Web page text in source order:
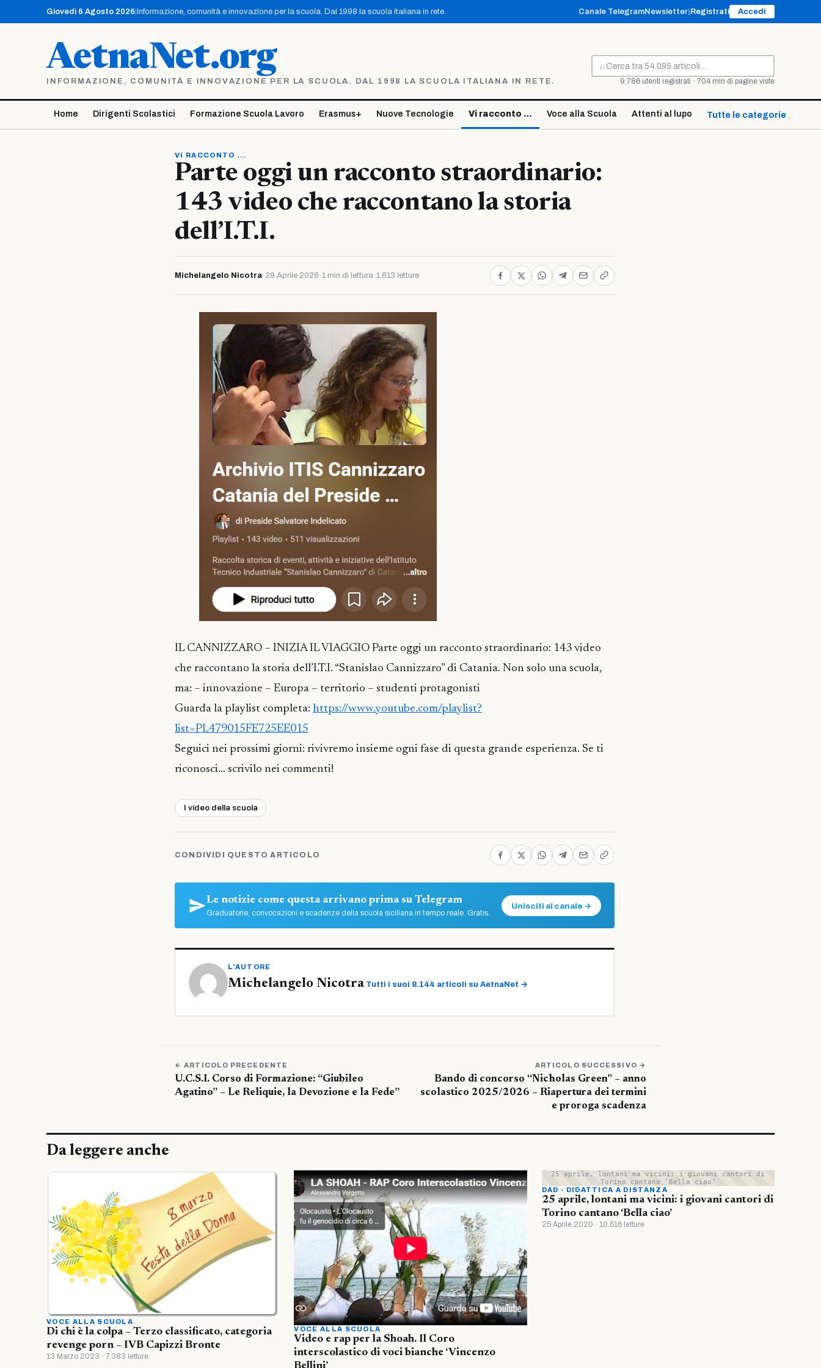
contenuto
Giovedì 6 Agosto 2026 Informazione, comunità e innovazione per la scuola. Dal 1998 la scuola italiana in rete. Canale TelegramNewsletter Registrati Accedi
AetnaNet.org
INFORMAZIONE, COMUNITÀ E INNOVAZIONE PER LA SCUOLA. DAL 1998 LA SCUOLA ITALIANA IN RETE.
⌕
Cerca
9.786 utenti registrati · 704 mln di pagine viste
Home Dirigenti Scolastici Formazione Scuola Lavoro Erasmus+ Nuove Tecnologie Vi racconto … Voce alla Scuola Attenti al lupo Tutte le categorie ↓
VI RACCONTO ...
Parte oggi un racconto straordinario:
143 video che raccontano la storia
dell’I.T.I.
Michelangelo Nicotra· 29 Aprile 2026 ·1 min di lettura·1.613 letture
IL CANNIZZARO – INIZIA IL VIAGGIO Parte oggi un racconto straordinario: 143 video
che raccontano la storia dell’I.T.I. “Stanislao Cannizzaro” di Catania. Non solo una scuola,
ma: – innovazione – Europa – territorio – studenti protagonisti
Guarda la playlist completa: https://www.youtube.com/playlist?
list=PL479015FE725EE015
Seguici nei prossimi giorni: rivivremo insieme ogni fase di questa grande esperienza. Se ti
riconosci… scrivilo nei commenti!
I video della scuola
CONDIVIDI QUESTO ARTICOLO
Le notizie come questa arrivano prima su Telegram
Graduatorie, convocazioni e scadenze della scuola siciliana in tempo reale. Gratis.
Unisciti al canale →
L'AUTORE
Michelangelo Nicotra Tutti i suoi 8.144 articoli su AetnaNet →
← ARTICOLO PRECEDENTE
U.C.S.I. Corso di Formazione: “Giubileo
Agatino” – Le Reliquie, la Devozione e la Fede”
ARTICOLO SUCCESSIVO →
Bando di concorso “Nicholas Green” – anno
scolastico 2025/2026 – Riapertura dei termini
e proroga scadenza
Da leggere anche
VOCE ALLA SCUOLA
Di chi è la colpa – Terzo classificato, categoria
revenge porn – IVB Capizzi Bronte
13 Marzo 2023 · 7.383 letture
VOCE ALLA SCUOLA
Video e rap per la Shoah. Il Coro
interscolastico di voci bianche ‘Vincenzo
25 aprile, lontani ma vicini: i giovani cantori di
Torino cantano ‘Bella ciao’
DAD - DIDATTICA A DISTANZA
25 aprile, lontani ma vicini: i giovani cantori di
Torino cantano ‘Bella ciao’
25 Aprile 2020 · 10.516 letture